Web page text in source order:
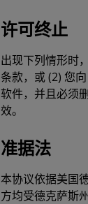
许可终止
出现下列情形时
条款，或 (2) 您
软件，并且必须
效。
准据法
本协议依据美国
方均受德克萨斯